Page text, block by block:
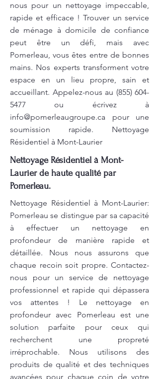
nous pour un nettoyage impeccable,
rapide et efficace ! Trouver un service
de ménage à domicile de confiance
peut être un défi, mais avec
Pomerleau, vous êtes entre de bonnes
mains. Nos experts transforment votre
espace en un lieu propre, sain et
accueillant. Appelez-nous au (855) 604-
5477 ou écrivez à
info@pomerleaugroupe.ca pour une
soumission rapide. Nettoyage
Résidentiel à Mont-Laurier
Nettoyage Résidentiel à Mont-
Laurier de haute qualité par
Pomerleau.
Nettoyage Résidentiel à Mont-Laurier:
Pomerleau se distingue par sa capacité
à effectuer un nettoyage en
profondeur de manière rapide et
détaillée. Nous nous assurons que
chaque recoin soit propre. Contactez-
nous pour un service de nettoyage
professionnel et rapide qui dépassera
vos attentes ! Le nettoyage en
profondeur avec Pomerleau est une
solution parfaite pour ceux qui
recherchent une propreté
irréprochable. Nous utilisons des
produits de qualité et des techniques
avancées pour chaque coin de votre